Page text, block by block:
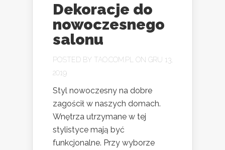
Dekoracje do
nowoczesnego
salonu
POSTED BY TAO.COM.PL
ON GRU 13,
2019
Styl nowoczesny na dobre
zagościł w naszych domach.
Wnętrza utrzymane w tej
stylistyce mają być
funkcjonalne. Przy wyborze